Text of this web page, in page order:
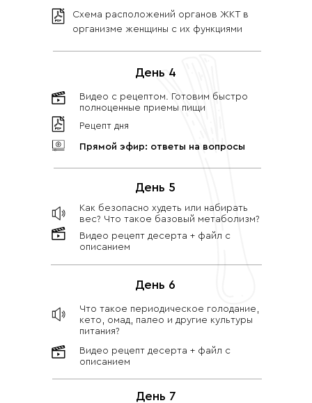
Схема расположений органов ЖКТ в
организме женщины с их функциями
День 4
Видео с рецептом. Готовим быстро
полноценные приемы пищи
Рецепт дня
Прямой эфир: ответы на вопросы
День 5
Как безопасно худеть или набирать
вес? Что такое базовый метаболизм?
Видео рецепт десерта + файл с
описанием
День 6
Что такое периодическое голодание,
кето, омад, палео и другие культуры
питания?
Видео рецепт десерта + файл с
описанием
День 7